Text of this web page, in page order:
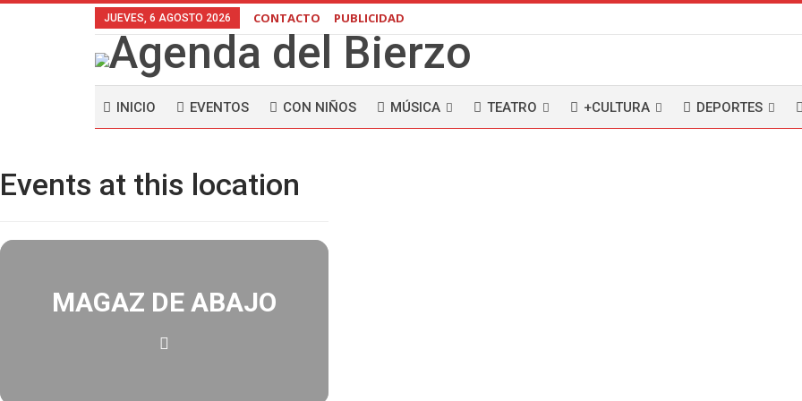
JUEVES, 6 AGOSTO 2026 CONTACTO PUBLICIDAD
INICIO EVENTOS CON NIÑOS MÚSICA TEATRO +CULTURA DEPORTES
Events at this location
MAGAZ DE ABAJO